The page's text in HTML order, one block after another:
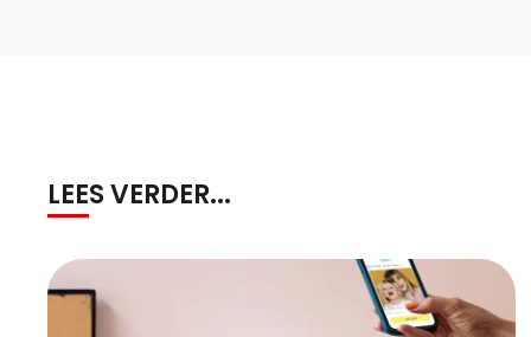
LEES VERDER...